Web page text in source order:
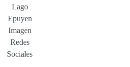
Lago
Epuyen
Imagen
Redes
Sociales